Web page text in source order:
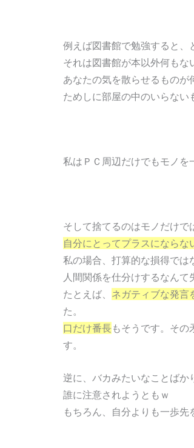
例えば図書館で勉強すると、
それは図書館が本以外何もな
あなたの気を散らせるものが
ためしに部屋の中のいらない
私はＰＣ周辺だけでもモノを
そして捨てるのはモノだけで
自分にとってプラスにならな
私の場合、打算的な損得では
人間関係を仕分けするなん
たとえば、 ネガティブな発言
た。
口だけ番長もそうです。その
す。
逆に、バカみたいなことばか
誰に注意されようともｗ
もちろん、自分よりも一歩先